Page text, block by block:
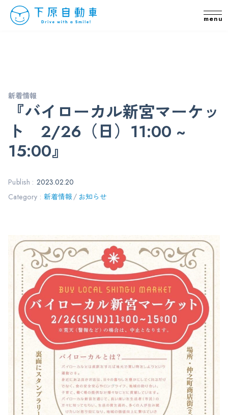
メ
新着情報
『バイローカル新宮マーケッ
ト 2/26（日）11:00 ~
15:00』
Publish : 2023.02.20
Category : 新着情報 お知らせ